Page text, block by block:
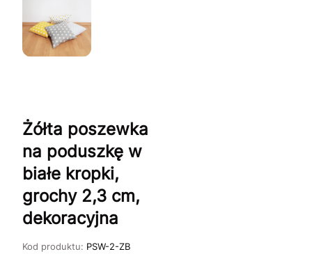
Żółta poszewka
na poduszkę w
białe kropki,
grochy 2,3 cm,
dekoracyjna
Kod produktu: PSW-2-ZB